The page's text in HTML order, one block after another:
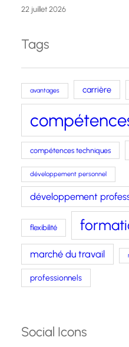
22 juillet 2026
Tags
avantages carrière
compétences techniques
développement personnel
développement
flexibilité
marché du travail
professionnels
Social Icons